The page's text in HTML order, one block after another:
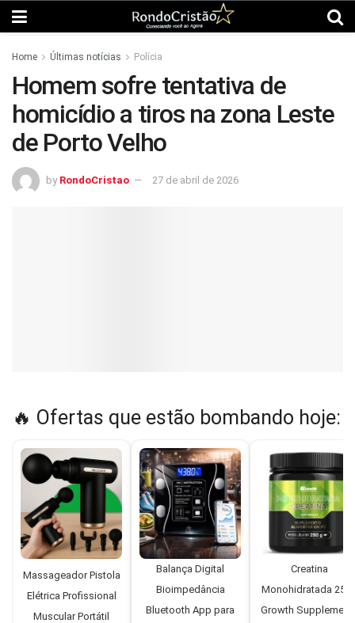
Home Últimas notícias Polícia
Homem sofre tentativa de
homicídio a tiros na zona Leste
de Porto Velho
by RondoCristao 27 de abril de 2026
🔥 Ofertas que estão bombando hoje:
Massageador Pistola
Elétrica Profissional
Muscular Portátil
Balança Digital
Bioimpedância
Bluetooth App para
Creatina
Monohidratada
Growth